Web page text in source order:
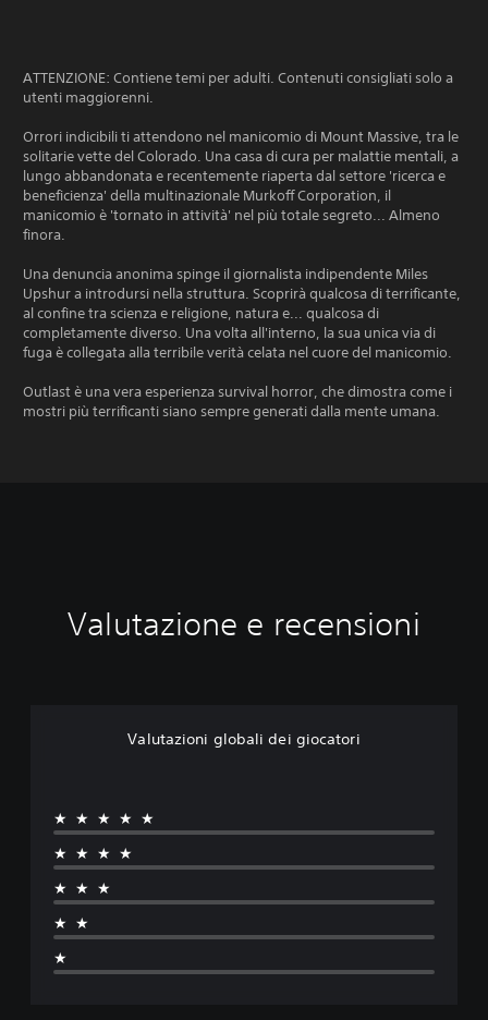
ATTENZIONE: Contiene temi per adulti. Contenuti consigliati solo a
utenti maggiorenni.
Orrori indicibili ti attendono nel manicomio di Mount Massive, tra le
solitarie vette del Colorado. Una casa di cura per malattie mentali, a
lungo abbandonata e recentemente riaperta dal settore 'ricerca e
beneficienza' della multinazionale Murkoff Corporation, il
manicomio è 'tornato in attività' nel più totale segreto... Almeno
finora.
Una denuncia anonima spinge il giornalista indipendente Miles
Upshur a introdursi nella struttura. Scoprirà qualcosa di terrificante,
al confine tra scienza e religione, natura e... qualcosa di
completamente diverso. Una volta all'interno, la sua unica via di
fuga è collegata alla terribile verità celata nel cuore del manicomio.
Outlast è una vera esperienza survival horror, che dimostra come i
mostri più terrificanti siano sempre generati dalla mente umana.
Valutazione e recensioni
Valutazioni globali dei giocatori
★★★★★
★★★★
★★★
★★
★